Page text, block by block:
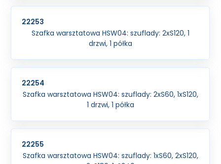
22253
Szafka warsztatowa HSW04: szuflady: 2xS120, 1
drzwi, 1 półka
22254
Szafka warsztatowa HSW04: szuflady: 2xS60, 1xS120,
1 drzwi, 1 półka
22255
Szafka warsztatowa HSW04: szuflady: 1xS60, 2xS120,